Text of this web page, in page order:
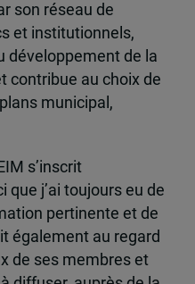
son réseau de
et institutionnels,
développement de la
contribue au choix de
municipal,
s’inscrit
que j’ai toujours eu de
pertinente et de
également au regard
de ses membres et